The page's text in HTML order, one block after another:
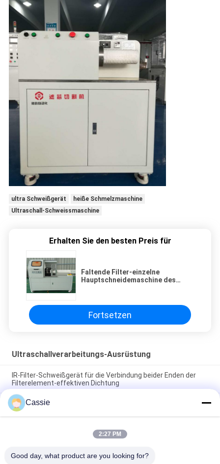
ultra Schweißgerät
heiße Schmelzmaschine
Ultraschall-Schweissmaschine
Erhalten Sie den besten Preis für
Faltende Filter-einzelne
Hauptschneidemaschine des
Fortsetzen
Ultraschallverarbeitungs-Ausrüstung
IR-Filter-Schweißgerät für die Verbindung beider Enden der
Filterelement-effektiven Dichtung
Filter-Schweißgerät der Kapsel-3000w, das effektiv Kapsel-
Filtergehäuse versiegelt
heißes Dichtungs-Schweißen der Schmelze3000w von
Plastikendstöpseln für faltende Filter-Schweißens-
Cassie
2:27 PM
Good day, what product are you looking for?